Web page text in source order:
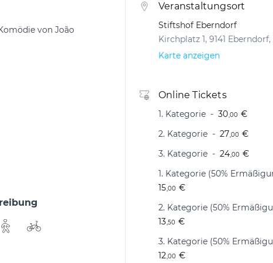
von João
Veranstaltungsort
Stiftshof Eberndorf
Kirchplatz 1, 9141
Karte anzeigen
Online Tickets
1. Kategorie 30,00 €
2. Kategorie
27,00 €
3. Kategorie
24,00 €
1. Kategorie (50%
15,00 €
2. Kategorie (50%
13,50 €
3. Kategorie (50%
12,00 €